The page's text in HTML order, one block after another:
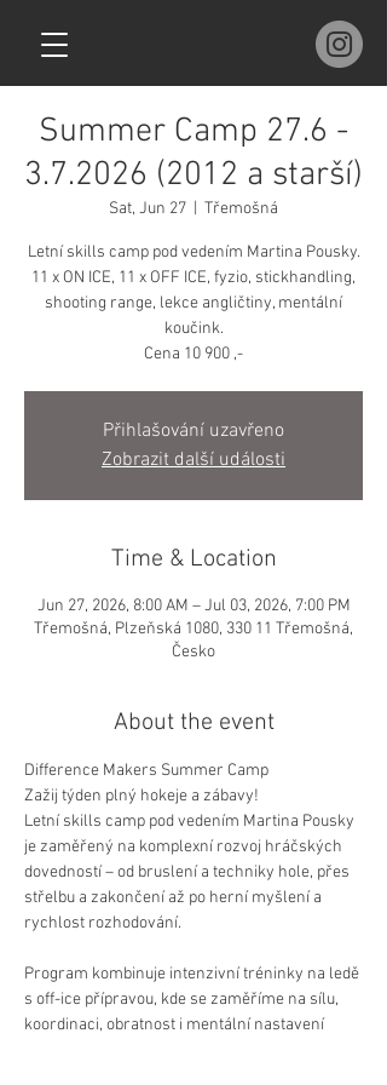
Summer Camp 27.6 -
3.7.2026 (2012 a starší)
Sat, Jun 27 Třemošná
Letní skills camp pod vedením Martina Pousky.
11 x ON ICE, 11 x OFF ICE, fyzio, stickhandling,
shooting range, lekce angličtiny, mentální
koučink.
Přihlašování uzavřeno
Zobrazit další události
Time & Location
Jun 27, 2026, 8:00 AM – Jul 03, 2026, 7:00 PM
Třemošná, Plzeňská 1080, 330 11 Třemošná,
Česko
About the event
Difference Makers Summer Camp
Zažij týden plný hokeje a zábavy!
Letní skills camp pod vedením Martina Pousky
je zaměřený na komplexní rozvoj hráčských
dovedností – od bruslení a techniky hole, přes
střelbu a zakončení až po herní myšlení a
rychlost rozhodování.
Program kombinuje intenzivní tréninky na ledě
s off-ice přípravou, kde se zaměříme na sílu,
koordinaci, obratnost i mentální nastavení